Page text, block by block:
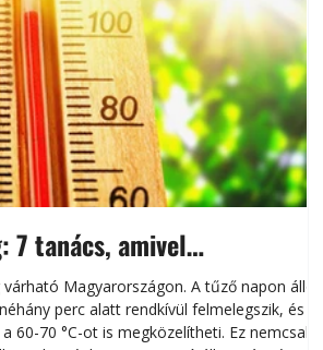
7 tanács, amivel
a nyári károktól
Magyarországon. A tűző napon álló
perc alatt rendkívül felmelegszik, és
60-70 °C-ot is megközelítheti. Ez nemcsak